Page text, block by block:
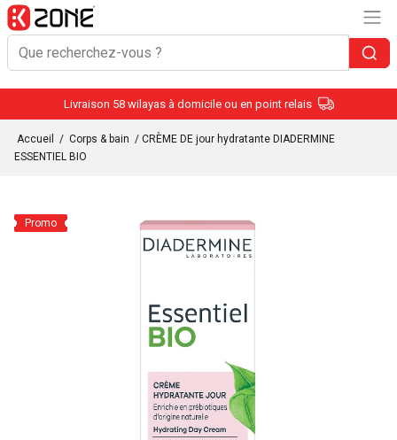
Livraison 58 wilayas à domicile ou en point relais
Accueil / Corps & bain / CRÈME DE jour hydratante DIADERMINE
ESSENTIEL BIO
Promo